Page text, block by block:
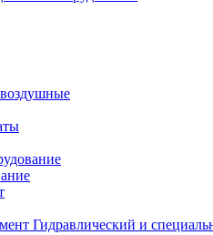
Гидравлический и